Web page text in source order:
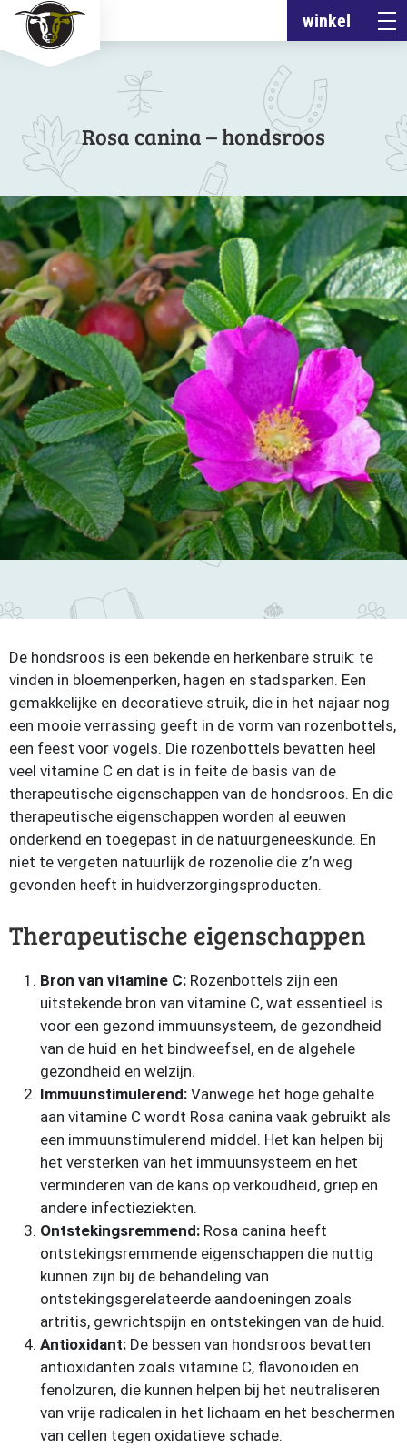
winkel
Rosa canina – hondsroos
De hondsroos is een bekende en herkenbare struik: te
vinden in bloemenperken, hagen en stadsparken. Een
gemakkelijke en decoratieve struik, die in het najaar nog
een mooie verrassing geeft in de vorm van rozenbottels,
een feest voor vogels. Die rozenbottels bevatten heel
veel vitamine C en dat is in feite de basis van de
therapeutische eigenschappen van de hondsroos. En die
therapeutische eigenschappen worden al eeuwen
onderkend en toegepast in de natuurgeneeskunde. En
niet te vergeten natuurlijk de rozenolie die z’n weg
gevonden heeft in huidverzorgingsproducten.
Therapeutische eigenschappen
Bron van vitamine C: Rozenbottels zijn een
uitstekende bron van vitamine C, wat essentieel is
voor een gezond immuunsysteem, de gezondheid
van de huid en het bindweefsel, en de algehele
gezondheid en welzijn.
Immuunstimulerend: Vanwege het hoge gehalte
aan vitamine C wordt Rosa canina vaak gebruikt als
een immuunstimulerend middel. Het kan helpen bij
het versterken van het immuunsysteem en het
verminderen van de kans op verkoudheid, griep en
andere infectieziekten.
Ontstekingsremmend: Rosa canina heeft
ontstekingsremmende eigenschappen die nuttig
kunnen zijn bij de behandeling van
ontstekingsgerelateerde aandoeningen zoals
artritis, gewrichtspijn en ontstekingen van de huid.
Antioxidant: De bessen van hondsroos bevatten
antioxidanten zoals vitamine C, flavonoïden en
fenolzuren, die kunnen helpen bij het neutraliseren
van vrije radicalen in het lichaam en het beschermen
van cellen tegen oxidatieve schade.